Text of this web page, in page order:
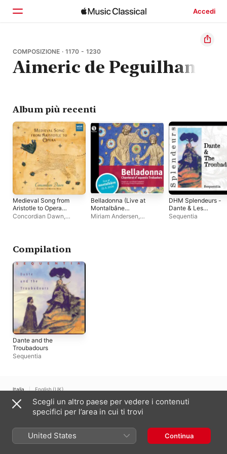
Accedi
Home
Scopri
COMPOSIZIONE · 1170 - 1230
Aimeric de Peguilhan
Album più recenti
Medieval Song from
Aristotle to Opera
(Extended Version)
Concordian Dawn,
Belladonna (Live at
Montalbâne
25.6.2006)
Miriam Andersen,
DHM Splendeurs -
Dante & Les
Troubadours
Sequentia
Compilation
Dante and the
Troubadours
Sequentia
Italia English (UK)
Copyright © 2026
Tutti i diritti riservati.
Supporto
Feedback
Scegli un altro paese per vedere i contenuti
specifici per l’area in cui ti trovi
United States Continua